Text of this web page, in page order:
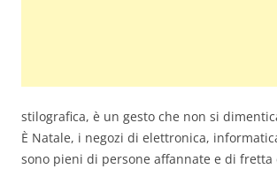
stilografica, è un gesto che non si
È Natale, i negozi di elettronica,
sono pieni di persone affannate e di fretta